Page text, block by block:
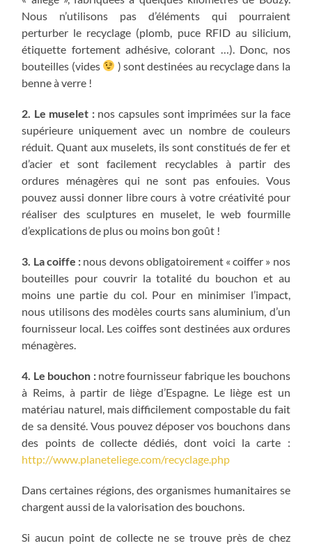
Nous n’utilisons pas d’éléments qui pourraient
perturber le recyclage (plomb, puce RFID au silicium,
étiquette fortement adhésive, colorant …). Donc, nos
bouteilles (vides
) sont destinées au recyclage dans la
benne à verre !
2. Le muselet :nos capsules sont imprimées sur la face
supérieure uniquement avec un nombre de couleurs
réduit. Quant aux muselets, ils sont constitués de fer et
d’acier et sont facilement recyclables à partir des
ordures ménagères qui ne sont pas enfouies. Vous
pouvez aussi donner libre cours à votre créativité pour
réaliser des sculptures en muselet, le web fourmille
d’explications de plus ou moins bon goût !
3. La coiffe : nous devons obligatoirement « coiffer » nos
bouteilles pour couvrir la totalité du bouchon et au
moins une partie du col. Pour en minimiser l’impact,
nous utilisons des modèles courts sans aluminium, d’un
fournisseur local. Les coiffes sont destinées aux ordures
ménagères.
4. Le bouchon :notre fournisseur fabrique les bouchons
à Reims, à partir de liège d’Espagne. Le liège est un
matériau naturel, mais difficilement compostable du fait
de sa densité. Vous pouvez déposer vos bouchons dans
des points de collecte dédiés, dont voici la carte :
http://www.planeteliege.com/recyclage.php
Dans certaines régions, des organismes humanitaires se
chargent aussi de la valorisation des bouchons.
Si aucun point de collecte ne se trouve près de chez